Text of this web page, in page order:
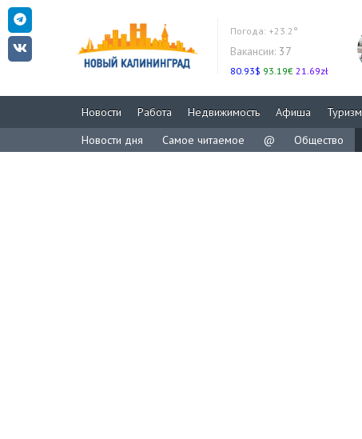
Погода: +23.2°
Вакансии: 37
80.93$ 93.19€ 21.69zł
Новости Работа Недвижимость Афиша Туризм
Новости дня
Самое читаемое @ Общество